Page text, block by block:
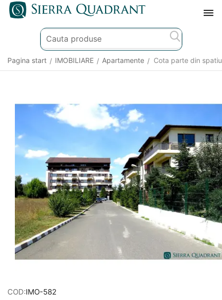
Pagina start / IMOBILIARE / Apartamente / Cota parte din
COD:IMO-582